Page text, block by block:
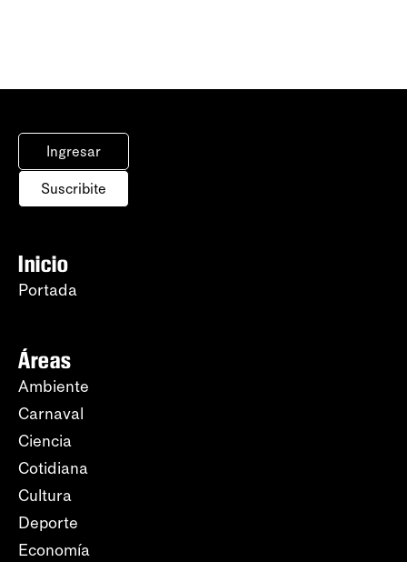
Ingresar
Suscribite
Inicio
Portada
Áreas
Ambiente
Carnaval
Ciencia
Cotidiana
Cultura
Deporte
Economía